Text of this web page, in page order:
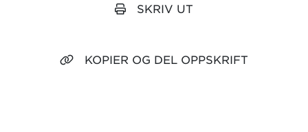
SKRIV UT
KOPIER OG DEL OPPSKRIFT